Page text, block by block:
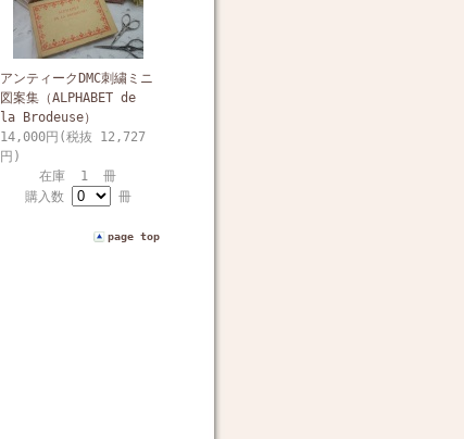
アンティークDMC刺繍ミニ
図案集（ALPHABET de
la Brodeuse）
14,000円(税抜 12,727
円)
在庫 1 冊
購入数
冊
page top